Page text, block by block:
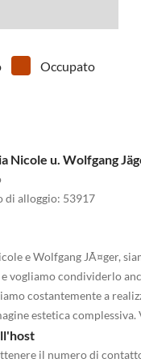
Occupato
Nicole u. Wolfgang
di alloggio: 53917
e Wolfgang JÃ¤ger,
vogliamo condividerlo
costantemente a
estetica complessiva.
il numero di